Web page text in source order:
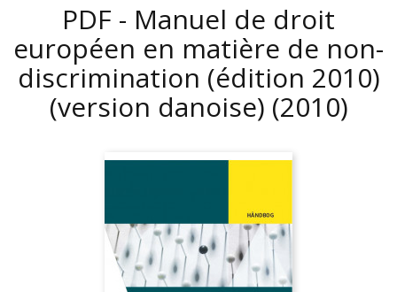
PDF - Manuel de droit
européen en matière de non-
discrimination (édition 2010)
(version danoise) (2010)